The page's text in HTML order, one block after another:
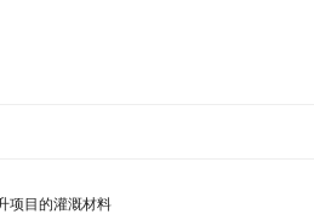
项目的灌溉材料